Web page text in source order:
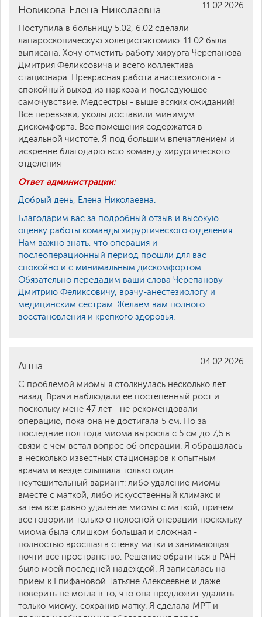
11.02.2026
Новикова Елена Николаевна
Поступила в больницу 5.02, 6.02 сделали
лапароскопическую холецистэктомию. 11.02 была
выписана. Хочу отметить работу хирурга Черепанова
Дмитрия Феликсовича и всего коллектива
стационара. Прекрасная работа анастезиолога -
спокойный выход из наркоза и последующее
самочувствие. Медсестры - выше всяких ожиданий!
Все перевязки, уколы доставили минимум
дискомфорта. Все помещения содержатся в
идеальной чистоте. Я под большим впечатлением и
искренне благодарю всю команду хирургического
отделения
Ответ администрации:
Добрый день, Елена Николаевна.
Благодарим вас за подробный отзыв и высокую
оценку работы команды хирургического отделения.
Нам важно знать, что операция и
послеоперационный период прошли для вас
спокойно и с минимальным дискомфортом.
Обязательно передадим ваши слова Черепанову
Дмитрию Феликсовичу, врачу-анестезиологу и
медицинским сёстрам. Желаем вам полного
восстановления и крепкого здоровья.
04.02.2026
Анна
С проблемой миомы я столкнулась несколько лет
назад. Врачи наблюдали ее постепенный рост и
поскольку мене 47 лет - не рекомендовали
операцию, пока она не достигала 5 см. Но за
последние пол года миома выросла с 5 см до 7,5 в
связи с чем встал вопрос об операции. Я обращалась
в несколько известных стационаров к опытным
врачам и везде слышала только один
неутешительный вариант: либо удаление миомы
вместе с маткой, либо искусственный климакс и
затем все равно удаление миомы с маткой, причем
все говорили только о полосной операции поскольку
миома была слишком большая и сложная -
полностью вросшая в стенку матки и занимающая
почти все пространство. Решение обратиться в РАН
было моей последней надеждой. Я записалась на
прием к Епифановой Татьяне Алексеевне и даже
поверить не могла в то, что она предложит удалить
только миому, сохранив матку. Я сделала МРТ и